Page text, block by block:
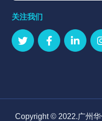
关注我们
Copyright © 2022.广州